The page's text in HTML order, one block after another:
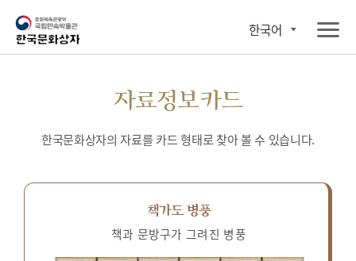
한국어
자료정보카드
한국문화상자의 자료를 카드 형태로 찾아 볼 수 있습니다.
책가도 병풍
책과 문방구가 그려진 병풍